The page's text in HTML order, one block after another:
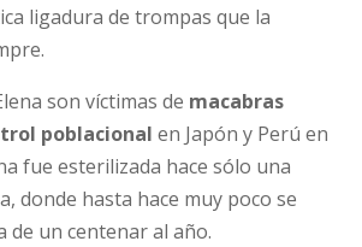
ligadura de trompas que la
son víctimas de macabras
poblacional en Japón y Perú en
fue esterilizada hace sólo una
donde hasta hace muy poco se
de un centenar al año.